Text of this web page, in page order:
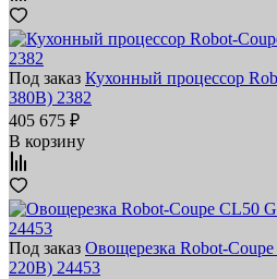
Под заказ Кухонный процессор
380В) 2382
405 675 ₽
В корзину
Под заказ Овощерезка Robot-
220В) 24453